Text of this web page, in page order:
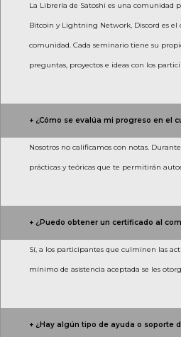
La Librería de Satoshi es una comunidad
Bitcoin y Lightning Network, Discord es el
comunidad. Cada seminario tiene su
preguntas, proyectos e ideas con los
+ ¿Cómo se evalúa mi progreso en el
Nosotros no calificamos con notas.
prácticas y teóricas que te permitirán
+ ¿Puedo obtener un certificado al
Sí, a los participantes que culminen las
mínimo de asistencia aceptada se les
+ ¿Hay algún tipo de ayuda o soporte